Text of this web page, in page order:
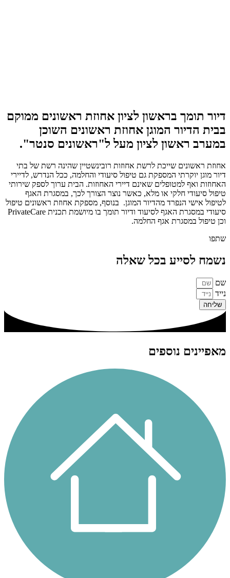
דיור תומך בראשון לציון אחוזת ראשונים ממוקם
בבית הדיור המוגן אחוזת ראשונים השוכן
במערב ראשון לציון מעל ל"ראשונים סנטר".
אחוזת ראשונים שייכת לרשת אחוזות רובינשטיין שהינה רשת של בתי
דיור מוגן יוקרתי המספקת גם טיפול סיעודי והחלמה, ככל הנדרש, לדיירי
האחוזות ואף למטופלים שאינם דיירי האחוזות. הבית ערוך לספק שירותי
טיפול סיעודי חלקי או מלא, כאשר נוצר הצורך לכך, במסגרת האגף
לטיפול אישי הנפרד מהדיור המוגן. בנוסף, מספקת אחוזת ראשונים טיפול
סיעודי במסגרת האגף לסיעוד ודיור תומך בו מיושמת תכנית PrivateCare
וכן טיפול במסגרת אגף החלמה.
שתפו
נשמח לסייע בכל שאלה
שם
נייד
שליחה
מאפיינים נוספים